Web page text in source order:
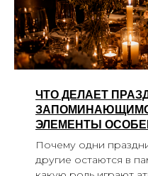
ЧТО ДЕЛАЕТ
ЭЛЕМЕНТЫ
Почему одни
другие остаются в